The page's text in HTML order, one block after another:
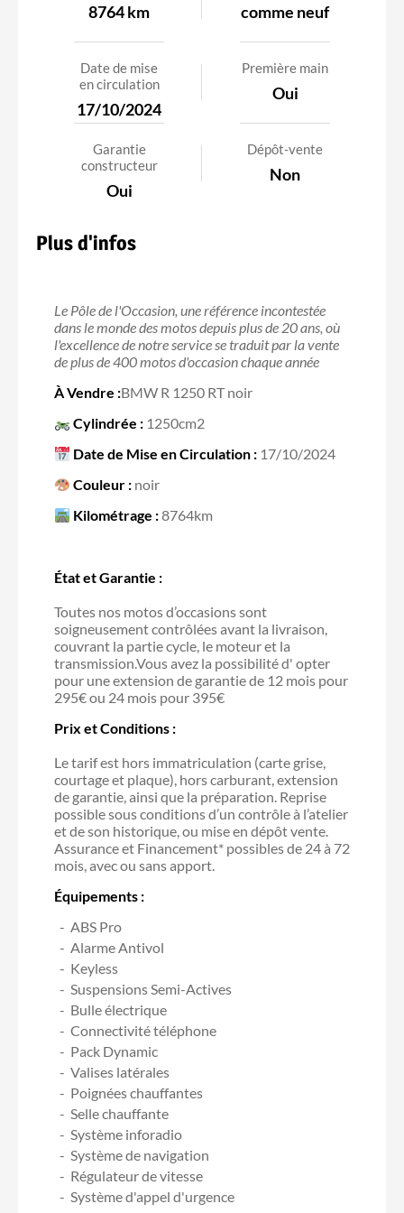
8764 km comme neuf
Date de mise
en circulation
17/10/2024
Première main
Oui
Garantie
constructeur
Oui
Dépôt-vente
Non
Plus d'infos
Le Pôle de l'Occasion, une référence incontestée
dans le monde des motos depuis plus de 20 ans, où
l'excellence de notre service se traduit par la vente
de plus de 400 motos d'occasion chaque année
À Vendre :BMW R 1250 RT noir
Cylindrée : 1250cm2
Date de Mise en Circulation : 17/10/2024
Couleur : noir
Kilométrage :8764km
État et Garantie :
Toutes nos motos d’occasions sont
soigneusement contrôlées avant la livraison,
couvrant la partie cycle, le moteur et la
transmission.Vous avez la possibilité d' opter
pour une extension de garantie de 12 mois pour
295€ ou 24 mois pour 395€
Prix et Conditions :
Le tarif est hors immatriculation (carte grise,
courtage et plaque), hors carburant, extension
de garantie, ainsi que la préparation. Reprise
possible sous conditions d’un contrôle à l’atelier
et de son historique, ou mise en dépôt vente.
Assurance et Financement* possibles de 24 à 72
mois, avec ou sans apport.
Équipements :
ABS Pro
Alarme Antivol
Keyless
Suspensions Semi-Actives
Bulle électrique
Connectivité téléphone
Pack Dynamic
Valises latérales
Poignées chauffantes
Selle chauffante
Système inforadio
Système de navigation
Régulateur de vitesse
Système d'appel d'urgence